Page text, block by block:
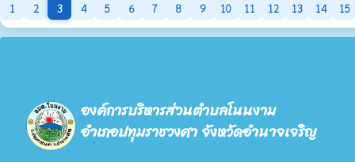
1 2 3 4 5 6 7 8 9 10 11 12 13 14 15
องค์การบริหารส่วนตำบลโนนงาม
อำเภอปทุมราชวงศา จังหวัดอำนาจเจริญ